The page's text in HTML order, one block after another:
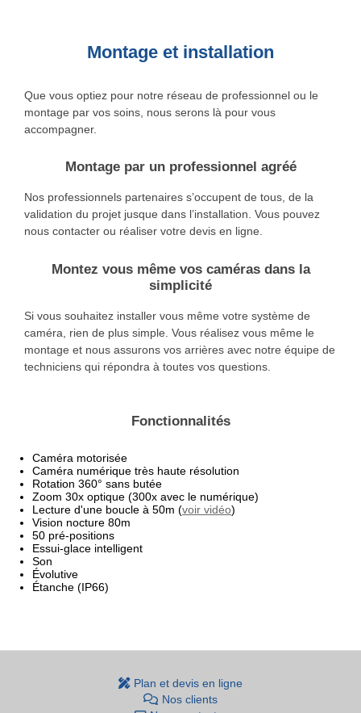
Montage et installation
Que vous optiez pour notre réseau de professionnel ou le
montage par vos soins, nous serons là pour vous
accompagner.
Montage par un professionnel agréé
Nos professionnels partenaires s’occupent de tous, de la
validation du projet jusque dans l’installation. Vous pouvez
nous contacter ou réaliser votre devis en ligne.
Montez vous même vos caméras dans la
simplicité
Si vous souhaitez installer vous même votre système de
caméra, rien de plus simple. Vous réalisez vous même le
montage et nous assurons vos arrières avec notre équipe de
techniciens qui répondra à toutes vos questions.
Fonctionnalités
Caméra motorisée
Caméra numérique très haute résolution
Rotation 360° sans butée
Zoom 30x optique (300x avec le numérique)
Lecture d'une boucle à 50m (voir vidéo)
Vision nocture 80m
50 pré-positions
Essui-glace intelligent
Son
Évolutive
Étanche (IP66)
Plan et devis en ligne
Nos clients